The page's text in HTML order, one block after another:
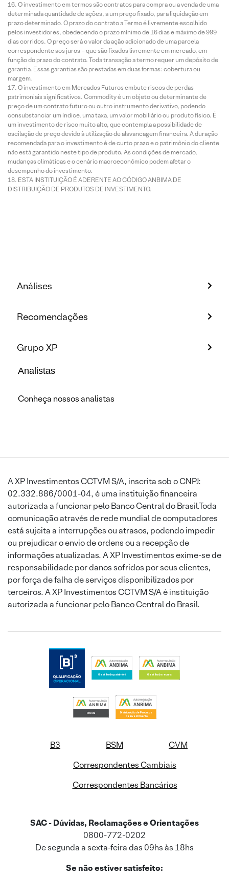
O investimento em termos são contratos para compra ou a venda de uma
determinada quantidade de ações, a um preço fixado, para liquidação em
prazo determinado. O prazo do contrato a Termo é livremente escolhido
pelos investidores, obedecendo o prazo mínimo de 16 dias e máximo de 999
dias corridos. O preço será o valor da ação adicionado de uma parcela
correspondente aos juros – que são fixados livremente em mercado, em
função do prazo do contrato. Toda transação a termo requer um depósito de
garantia. Essas garantias são prestadas em duas formas: cobertura ou
margem.
O investimento em Mercados Futuros embute riscos de perdas
patrimoniais significativos. Commodity é um objeto ou determinante de
preço de um contrato futuro ou outro instrumento derivativo, podendo
consubstanciar um índice, uma taxa, um valor mobiliário ou produto físico. É
um investimento de risco muito alto, que contempla a possibilidade de
oscilação de preço devido à utilização de alavancagem financeira. A duração
recomendada para o investimento é de curto prazo e o patrimônio do cliente
não está garantido neste tipo de produto. As condições de mercado,
mudanças climáticas e o cenário macroeconômico podem afetar o
desempenho do investimento.
ESTA INSTITUIÇÃO É ADERENTE AO CÓDIGO ANBIMA DE
DISTRIBUIÇÃO DE PRODUTOS DE INVESTIMENTO.
Análises
Recomendações
Grupo XP
Analistas
Conheça nossos analistas
A XP Investimentos CCTVM S/A, inscrita sob o CNPJ:
02.332.886/0001-04, é uma instituição financeira
autorizada a funcionar pelo Banco Central do Brasil.Toda
comunicação através de rede mundial de computadores
está sujeita a interrupções ou atrasos, podendo impedir
ou prejudicar o envio de ordens ou a recepção de
informações atualizadas. A XP Investimentos exime-se de
responsabilidade por danos sofridos por seus clientes,
por força de falha de serviços disponibilizados por
terceiros. A XP Investimentos CCTVM S/A é instituição
autorizada a funcionar pelo Banco Central do Brasil.
B3 BSM
CVM
Correspondentes Cambiais
Correspondentes Bancários
SAC - Dúvidas, Reclamações e Orientações
0800-772-0202
De segunda a sexta-feira das 09hs às 18hs
Se não estiver satisfeito: